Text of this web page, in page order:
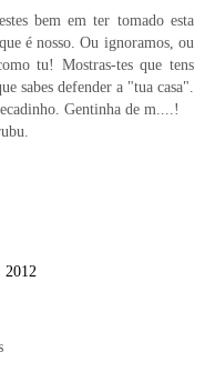
bem em ter tomado esta
é nosso. Ou ignoramos, ou
tu! Mostras-tes que tens
sabes defender a "tua casa".
Gentinha de m....!
2012